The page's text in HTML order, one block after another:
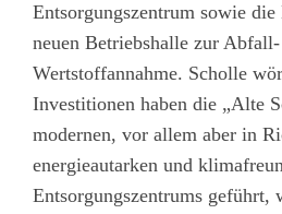
Entsorgungszentrum sowie
neuen Betriebshalle zur
Wertstoffannahme. Scholle
Investitionen haben die „Alte
modernen, vor allem aber in
energieautarken und
Entsorgungszentrums geführt,